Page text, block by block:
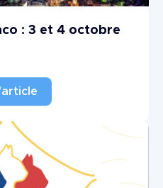
: 3 et 4 octobre